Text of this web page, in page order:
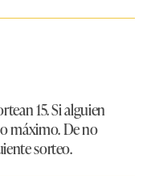
15. Si alguien
máximo. De no
sorteo.